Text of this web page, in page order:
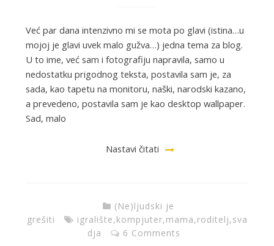
Već par dana intenzivno mi se mota po glavi (istina…u
mojoj je glavi uvek malo gužva…) jedna tema za blog.
U to ime, već sam i fotografiju napravila, samo u
nedostatku prigodnog teksta, postavila sam je, za
sada, kao tapetu na monitoru, naški, narodski kazano,
a prevedeno, postavila sam je kao desktop wallpaper.
Sad, malo
Nastavi čitati
(Ne)ljudski je
grešiti
igralište,kompjuter,mama,roditelj,sva
dja
6 Comments